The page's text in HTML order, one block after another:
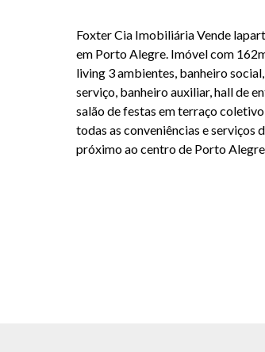
Foxter Cia Imobiliária Vende
em Porto Alegre. Imóvel com
living 3 ambientes, banheiro
serviço, banheiro auxiliar, hall de
salão de festas em terraço
todas as conveniências e
próximo ao centro de Porto